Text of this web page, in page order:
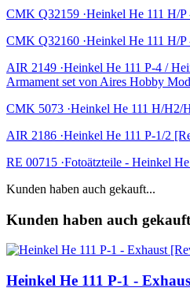
CMK Q32159 ·Heinkel He 111 H/
CMK Q32160 ·Heinkel He 111 H/
AIR 2149 ·Heinkel He 111 P-4 /
Armament set von Aires Hobby
CMK 5073 ·Heinkel He 111 H/H2/
AIR 2186 ·Heinkel He 111 P-1/2
RE 00715 ·Fotoätzteile - Heinkel
Kunden haben auch gekauft...
Kunden haben auch
Heinkel He 111 P-1 -